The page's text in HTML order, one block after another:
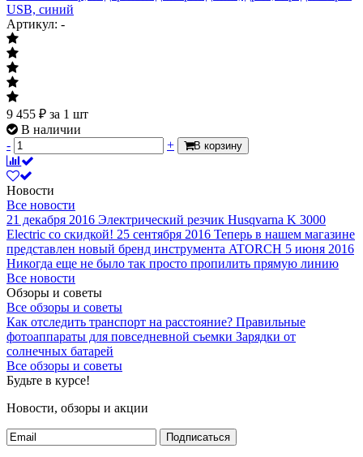
USB, синий
Артикул: -
9 455 ₽ за 1 шт
В наличии
-
+ В корзину
Новости
Все новости
21 декабря 2016 Электрический резчик Husqvarna K 3000
Electric со скидкой! 25 сентября 2016 Теперь в нашем магазине
представлен новый бренд инструмента ATORCH 5 июня 2016
Никогда еще не было так просто пропилить прямую линию
Все новости
Обзоры и советы
Все обзоры и советы
Как отследить транспорт на расстояние? Правильные
фотоаппараты для повседневной съемки Зарядки от
солнечных батарей
Все обзоры и советы
Будьте в курсе!
Новости, обзоры и акции
Подписаться